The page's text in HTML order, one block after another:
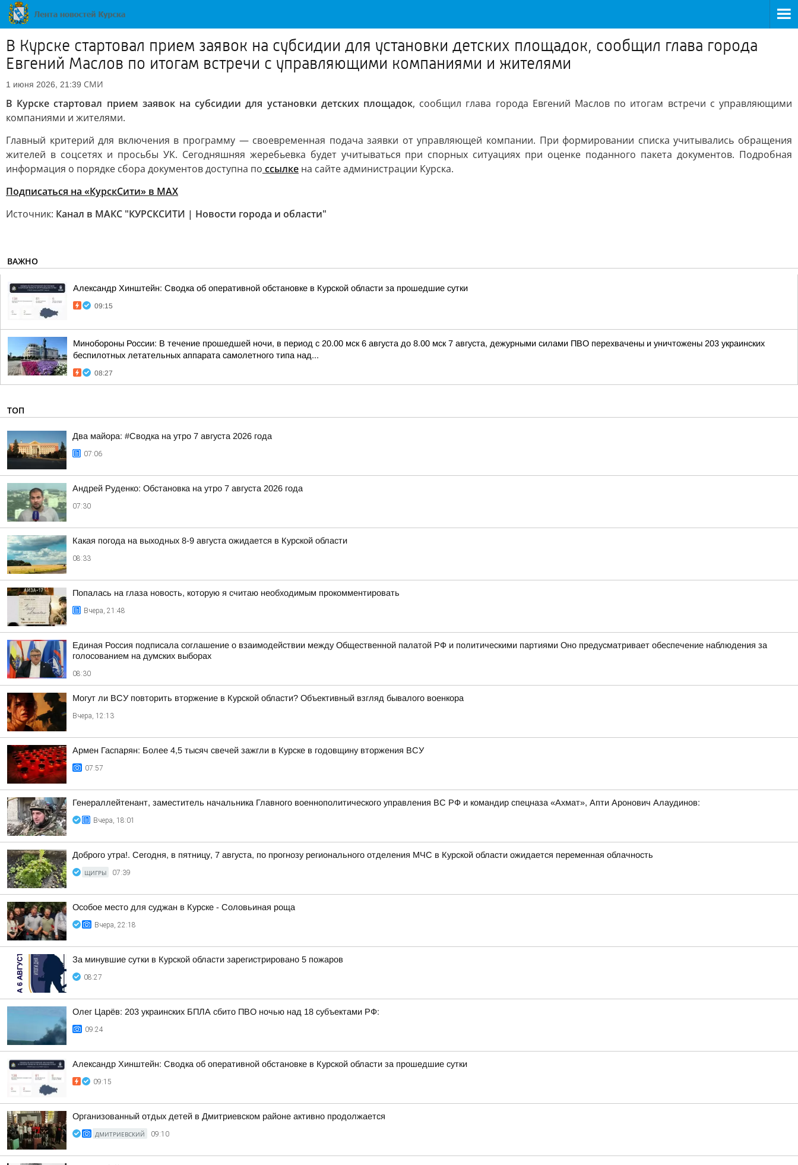
В Курске стартовал прием заявок на субсидии для установки детских площадок, сообщил глава города
Евгений Маслов по итогам встречи с управляющими компаниями и жителями
1 июня 2026, 21:39 СМИ
В Курске стартовал прием заявок на субсидии для установки детских площадок, сообщил глава города Евгений Маслов по итогам встречи с управляющими
компаниями и жителями.
Главный критерий для включения в программу — своевременная подача заявки от управляющей компании. При формировании списка учитывались обращения
жителей в соцсетях и просьбы УК. Сегодняшняя жеребьевка будет учитываться при спорных ситуациях при оценке поданного пакета документов. Подробная
информация о порядке сбора документов доступна по ссылке на сайте администрации Курска.
Подписаться на «КурскСити» в МАХ
Источник: Канал в МАКС "КУРСКСИТИ | Новости города и области"
ВАЖНО
Александр Хинштейн: Сводка об оперативной обстановке в Курской области за прошедшие сутки
09:15
Минобороны России: В течение прошедшей ночи, в период с 20.00 мск 6 августа до 8.00 мск 7 августа, дежурными силами ПВО перехвачены и уничтожены 203 украинских
беспилотных летательных аппарата самолетного типа над...
08:27
ТОП
Два майора: #Сводка на утро 7 августа 2026 года
07:06
Андрей Руденко: Обстановка на утро 7 августа 2026 года
07:30
Какая погода на выходных 8-9 августа ожидается в Курской области
08:33
Попалась на глаза новость, которую я считаю необходимым прокомментировать
Вчера, 21:48
Единая Россия подписала соглашение о взаимодействии между Общественной палатой РФ и политическими партиями Оно предусматривает обеспечение наблюдения за
голосованием на думских выборах
08:30
Могут ли ВСУ повторить вторжение в Курской области? Объективный взгляд бывалого военкора
Вчера, 12:13
Армен Гаспарян: Более 4,5 тысяч свечей зажгли в Курске в годовщину вторжения ВСУ
07:57
Генераллейтенант, заместитель начальника Главного военнополитического управления ВС РФ и командир спецназа «Ахмат», Апти Аронович Алаудинов:
Вчера, 18:01
Доброго утра!. Сегодня, в пятницу, 7 августа, по прогнозу регионального отделения МЧС в Курской области ожидается переменная облачность
ЩИГРЫ 07:39
Особое место для суджан в Курске - Соловьиная роща
Вчера, 22:18
За минувшие сутки в Курской области зарегистрировано 5 пожаров
08:27
Олег Царёв: 203 украинских БПЛА сбито ПВО ночью над 18 субъектами РФ:
09:24
Александр Хинштейн: Сводка об оперативной обстановке в Курской области за прошедшие сутки
09:15
Организованный отдых детей в Дмитриевском районе активно продолжается
ДМИТРИЕВСКИЙ 09:10